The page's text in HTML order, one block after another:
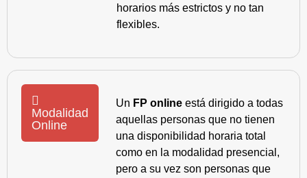
horarios más estrictos y no tan
flexibles.
Modalidad
Online
Un FP online está dirigido a todas
aquellas personas que no tienen
una disponibilidad horaria total
como en la modalidad presencial,
pero a su vez son personas que